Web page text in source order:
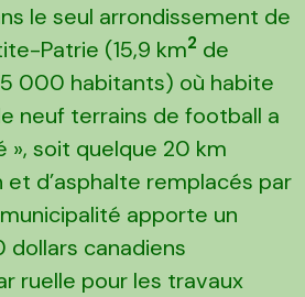
le seul arrondissement de
Patrie (15,9 km2 de
000 habitants) où habite
neuf terrains de football a
», soit quelque 20 km
d’asphalte remplacés par
apporte un
canadiens
ruelle pour les travaux